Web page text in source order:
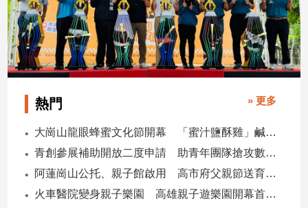
科
技/
遊
戲
運
寵
Pet
熱門 » 更多
大崗山龍眼蜂蜜文化節開幕 「蜜汁鹽酥雞」鹹甜跨界搶話題
青創參展補助開放二度申請 助青年團隊搶攻數位轉型商機
阿蓮崗山公托、親子館啟用 高市府父親節送育兒暖禮
火車醫院變身親子樂園 高雄親子遊樂園開幕首日爆棚